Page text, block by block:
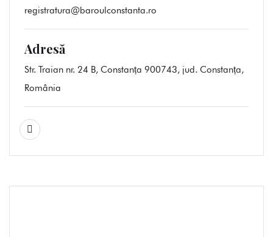
registratura@baroulconstanta.ro
Adresă
Str. Traian nr. 24 B, Constanța 900743, jud. Constanța,
România